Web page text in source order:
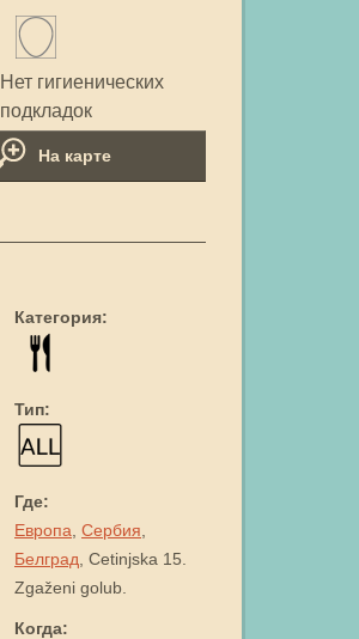
Нет гигиенических
подкладок
На карте
Категория:
Тип:
Где:
Европа Сербия
Белград , Cetinjska 15.
Zgaženi golub.
Когда: